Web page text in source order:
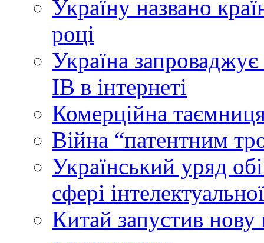
Україну названо
році
Україна
ІВ в інтернеті
Комерційна
Війна “патентним
Український уряд
сфері
Китай запустив